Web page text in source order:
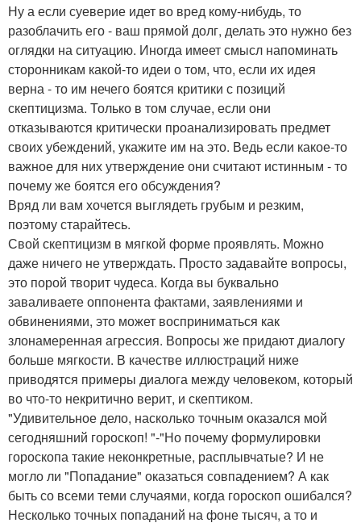
Ну а если суеверие идет во вред кому-нибудь, то
разоблачить его - ваш прямой долг, делать это нужно без
оглядки на ситуацию. Иногда имеет смысл напоминать
сторонникам какой-то идеи о том, что, если их идея
верна - то им нечего боятся критики с позиций
скептицизма. Только в том случае, если они
отказываются критически проанализировать предмет
своих убеждений, укажите им на это. Ведь если какое-то
важное для них утверждение они считают истинным - то
почему же боятся его обсуждения?
Вряд ли вам хочется выглядеть грубым и резким,
поэтому старайтесь.
Свой скептицизм в мягкой форме проявлять. Можно
даже ничего не утверждать. Просто задавайте вопросы,
это порой творит чудеса. Когда вы буквально
заваливаете оппонента фактами, заявлениями и
обвинениями, это может восприниматься как
злонамеренная агрессия. Вопросы же придают диалогу
больше мягкости. В качестве иллюстраций ниже
приводятся примеры диалога между человеком, который
во что-то некритично верит, и скептиком.
"Удивительное дело, насколько точным оказался мой
сегодняшний гороскоп! "-"Но почему формулировки
гороскопа такие неконкретные, расплывчатые? И не
могло ли "Попадание" оказаться совпадением? А как
быть со всеми теми случаями, когда гороскоп ошибался?
Несколько точных попаданий на фоне тысяч, а то и